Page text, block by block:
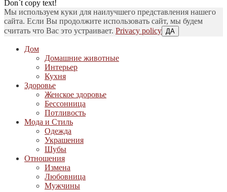
Don`t copy text!
Мы используем куки для наилучшего представления нашего
сайта. Если Вы продолжите использовать сайт, мы будем
считать что Вас это устраивает. Privacy policy ДА
Дом
Домашние животные
Интерьер
Кухня
Здоровье
Женское здоровье
Бессонница
Потливость
Мода и Стиль
Одежда
Украшения
Шубы
Отношения
Измена
Любовница
Мужчины